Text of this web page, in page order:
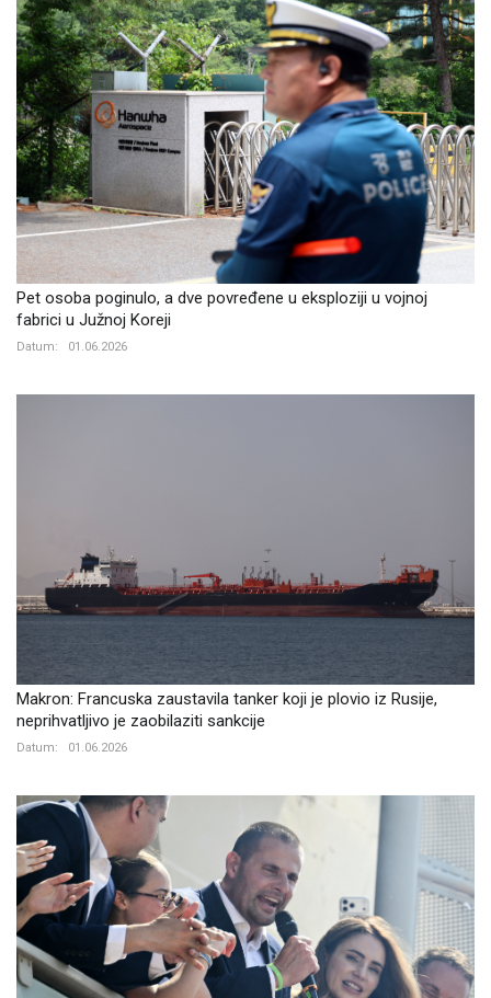
Pet osoba poginulo, a dve povređene u eksploziji u vojnoj
fabrici u Južnoj Koreji
Datum: 01.06.2026
Makron: Francuska zaustavila tanker koji je plovio iz Rusije,
neprihvatljivo je zaobilaziti sankcije
Datum: 01.06.2026